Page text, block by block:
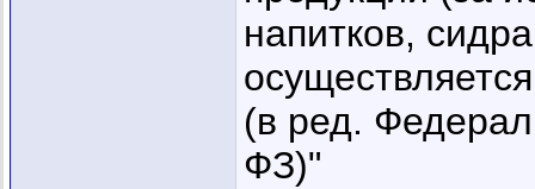
напитков,
(в ред.
ФЗ)"